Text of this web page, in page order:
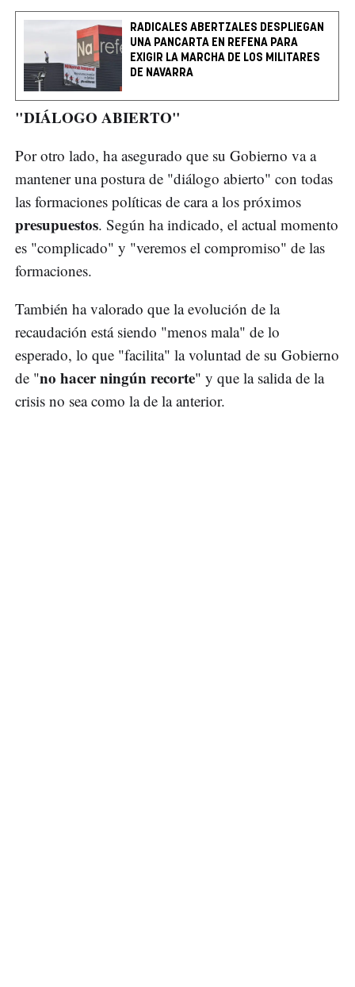
RADICALES ABERTZALES DESPLIEGAN
UNA PANCARTA EN REFENA PARA
EXIGIR LA MARCHA DE LOS MILITARES
DE NAVARRA
"DIÁLOGO ABIERTO"
Por otro lado, ha asegurado que su Gobierno va a
mantener una postura de "diálogo abierto" con todas
las formaciones políticas de cara a los próximos
presupuestos. Según ha indicado, el actual momento
es "complicado" y "veremos el compromiso" de las
formaciones.
También ha valorado que la evolución de la
recaudación está siendo "menos mala" de lo
esperado, lo que "facilita" la voluntad de su Gobierno
de "no hacer ningún recorte" y que la salida de la
crisis no sea como la de la anterior.